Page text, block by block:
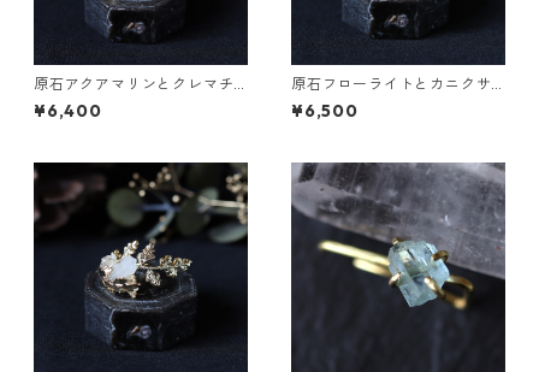
原石アクアマリンとクレマチ
スの葉イヤーカフ
¥6,400
原石フローライトとカニクサ
の葉イヤーカフ
¥6,500